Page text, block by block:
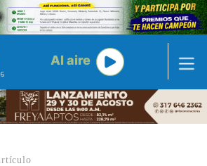
Al aire